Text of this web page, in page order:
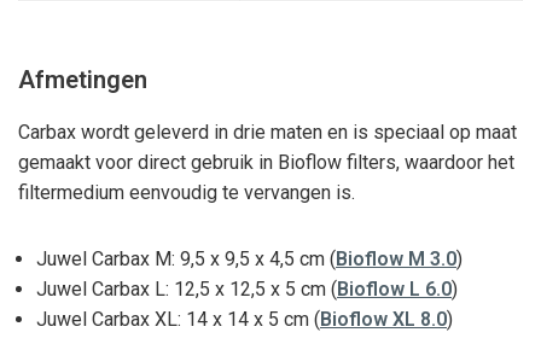
Afmetingen
Carbax wordt geleverd in drie maten en is speciaal op maat
gemaakt voor direct gebruik in Bioflow filters, waardoor het
filtermedium eenvoudig te vervangen is.
Juwel Carbax M: 9,5 x 9,5 x 4,5 cm (Bioflow M 3.0)
Juwel Carbax L: 12,5 x 12,5 x 5 cm (Bioflow L 6.0)
Juwel Carbax XL: 14 x 14 x 5 cm (Bioflow XL 8.0)